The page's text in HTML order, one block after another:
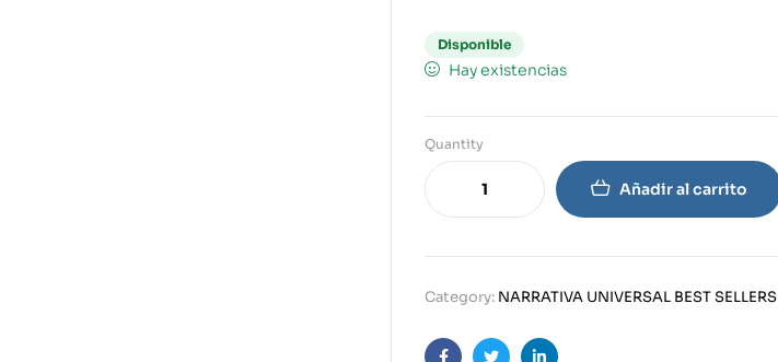
Disponible
Hay existencias
Quantity
Añadir al carrito
Category: NARRATIVA UNIVERSAL BEST SELLERS